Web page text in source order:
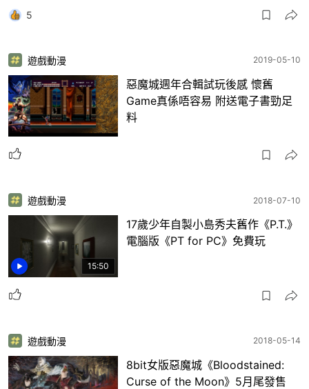
5
遊戲動漫 2019-05-10
惡魔城週年合輯試玩後感 懷舊
Game真係唔容易 附送電子書勁足
料
15:50
遊戲動漫 2018-07-10
17歲少年自製小島秀夫舊作《P.T.》
電腦版《PT for PC》免費玩
遊戲動漫 2018-05-14
8bit女版惡魔城《Bloodstained:
Curse of the Moon》5月尾發售